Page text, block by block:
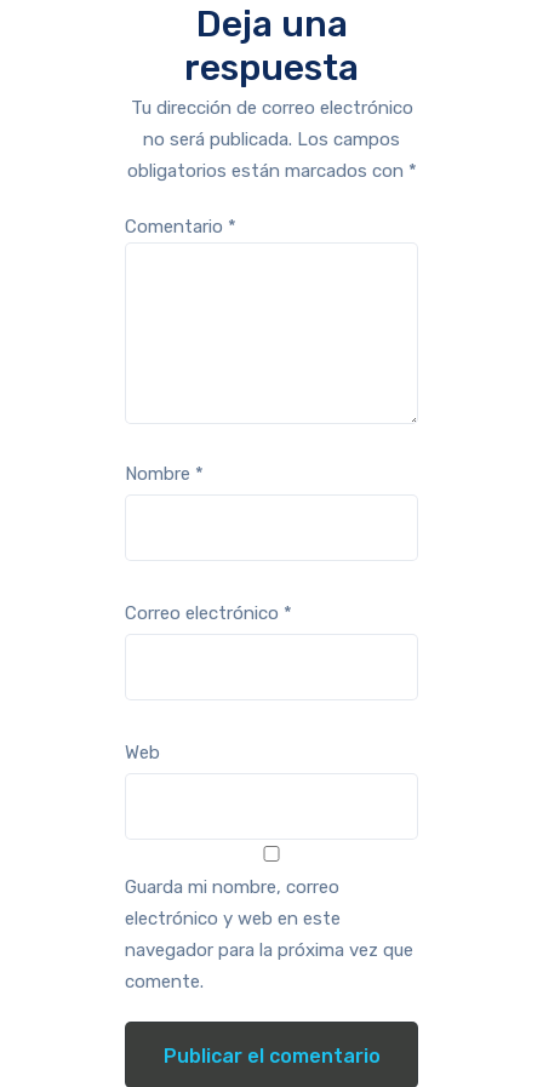
Deja una
respuesta
Tu dirección de correo electrónico
no será publicada. Los campos
obligatorios están marcados con *
Comentario *
Nombre *
Correo electrónico *
Web
Guarda mi nombre, correo
electrónico y web en este
navegador para la próxima vez que
comente.